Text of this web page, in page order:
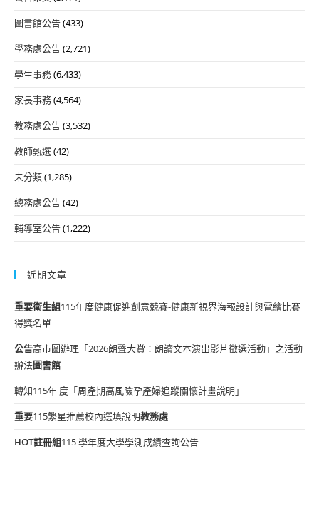
圖書館公告(433)
學務處公告(2,721)
學生事務(6,433)
家長事務(4,564)
教務處公告(3,532)
教師甄選(42)
未分類(1,285)
總務處公告(42)
輔導室公告(1,222)
近期文章
重要衛生組115年度健康促進創意競賽-健康新視界海報設計與電繪比賽
得獎名單
公告高市圖辦理「2026朗聲大賞：朗讀文本演出影片徵選活動」之活動
辦法圖書館
轉知115年 度「周產期高風險孕產婦追蹤關懷計畫說明」
重要115繁星推薦校內選填說明教務處
HOT註冊組115 學年度大學學測成績查詢公告